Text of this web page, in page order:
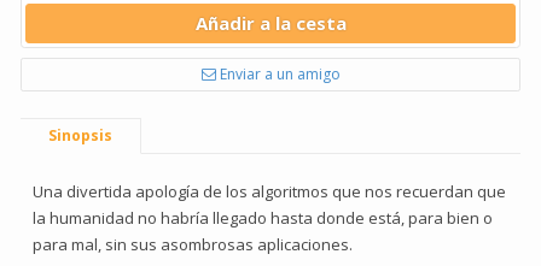
Añadir a la cesta
Enviar a un amigo
Sinopsis
Una divertida apología de los algoritmos que nos recuerdan que
la humanidad no habría llegado hasta donde está, para bien o
para mal, sin sus asombrosas aplicaciones.